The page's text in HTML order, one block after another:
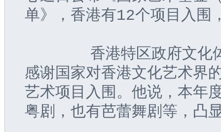
单》，香港有12个项目入围
香港特区政府文化体育
感谢国家对香港文化艺术界
艺术项目入围。他说，本年
粤剧，也有芭蕾舞剧等，凸